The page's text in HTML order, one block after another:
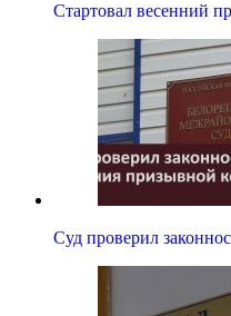
Стартовал весенний
Суд проверил